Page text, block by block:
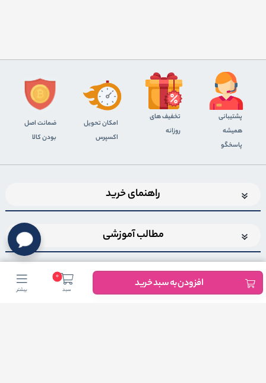
افزودن به سبد خرید 0
سبد بیشتر
پشتیبانی
همیشه
پاسخگو
تخفیف های
روزانه
اﻣﮑﺎن ﺗﺤﻮﯾﻞ
اﮐﺴﭙﺮس
ضمانت اصل
بودن کالا
راهنمای خرید
مطالب آموزشی